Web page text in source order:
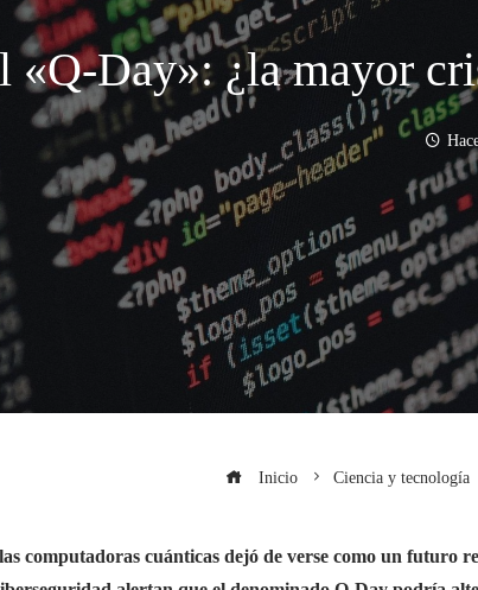
«Q-Day»: ¿la mayor
Inicio Ciencia y tecnología
computadoras cuánticas dejó de verse como un futuro